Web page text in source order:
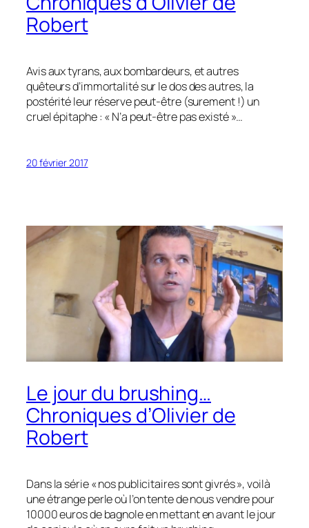
Robert
Avis aux tyrans, aux bombardeurs, et autres
quêteurs d’immortalité sur le dos des autres, la
postérité leur réserve peut-être (surement !) un
cruel épitaphe : « N’a peut-être pas existé »…
20 février 2017
Le jour du brushing…
Chroniques d’Olivier de
Robert
Dans la série « nos publicitaires sont givrés », voilà
une étrange perle où l’on tente de nous vendre pour
10000 euros de bagnole en mettant en avant le jour